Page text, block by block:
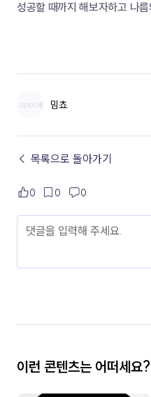
성공할 때까지 해보자하고 나
밈쵸
← 목록으로 돌아가기
0 0 0
이런 콘텐츠는 어떠세요?